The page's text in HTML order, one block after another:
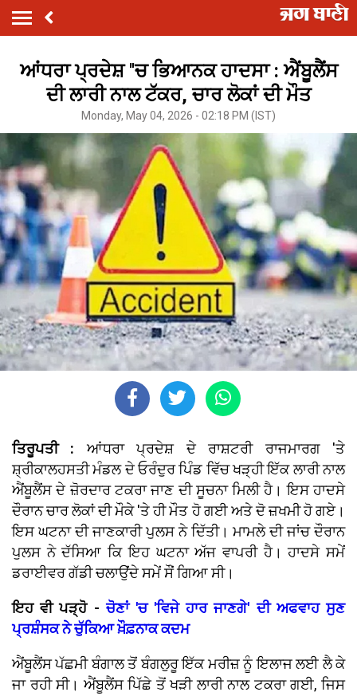
ਆਂਧਰਾ ਪ੍ਰਦੇਸ਼ ''ਚ ਭਿਆਨਕ ਹਾਦਸਾ : ਐਂਬੂਲੈਂਸ
ਦੀ ਲਾਰੀ ਨਾਲ ਟੱਕਰ, ਚਾਰ ਲੋਕਾਂ ਦੀ ਮੌਤ
Monday, May 04, 2026 - 02:18 PM (IST)
ਤਿਰੂਪਤੀ : ਆਂਧਰਾ ਪ੍ਰਦੇਸ਼ ਦੇ ਰਾਸ਼ਟਰੀ ਰਾਜਮਾਰਗ 'ਤੇ
ਸ਼੍ਰੀਕਾਲਹਸਤੀ ਮੰਡਲ ਦੇ ਓਰੰਦੁਰ ਪਿੰਡ ਵਿੱਚ ਖੜ੍ਹੀ ਇੱਕ ਲਾਰੀ ਨਾਲ
ਐਂਬੂਲੈਂਸ ਦੇ ਜ਼ੋਰਦਾਰ ਟਕਰਾ ਜਾਣ ਦੀ ਸੂਚਨਾ ਮਿਲੀ ਹੈ। ਇਸ ਹਾਦਸੇ
ਦੌਰਾਨ ਚਾਰ ਲੋਕਾਂ ਦੀ ਮੌਕੇ 'ਤੇ ਹੀ ਮੌਤ ਹੋ ਗਈ ਅਤੇ ਦੋ ਜ਼ਖਮੀ ਹੋ ਗਏ।
ਇਸ ਘਟਨਾ ਦੀ ਜਾਣਕਾਰੀ ਪੁਲਸ ਨੇ ਦਿੱਤੀ। ਮਾਮਲੇ ਦੀ ਜਾਂਚ ਦੌਰਾਨ
ਪੁਲਸ ਨੇ ਦੱਸਿਆ ਕਿ ਇਹ ਘਟਨਾ ਅੱਜ ਵਾਪਰੀ ਹੈ। ਹਾਦਸੇ ਸਮੇਂ
ਡਰਾਈਵਰ ਗੱਡੀ ਚਲਾਉਂਦੇ ਸਮੇਂ ਸੌਂ ਗਿਆ ਸੀ।
ਇਹ ਵੀ ਪੜ੍ਹੋ -ਚੋਣਾਂ 'ਚ 'ਵਿਜੇ ਹਾਰ ਜਾਣਗੇ' ਦੀ ਅਫਵਾਹ ਸੁਣ
ਪ੍ਰਸ਼ੰਸਕ ਨੇ ਚੁੱਕਿਆ ਖ਼ੌਫ਼ਨਾਕ ਕਦਮ
ਐਂਬੂਲੈਂਸ ਪੱਛਮੀ ਬੰਗਾਲ ਤੋਂ ਬੰਗਲੁਰੂ ਇੱਕ ਮਰੀਜ਼ ਨੂੰ ਇਲਾਜ ਲਈ ਲੈ ਕੇ
ਜਾ ਰਹੀ ਸੀ। ਐਂਬੂਲੈਂਸ ਪਿੱਛੇ ਤੋਂ ਖੜੀ ਲਾਰੀ ਨਾਲ ਟਕਰਾ ਗਈ, ਜਿਸ